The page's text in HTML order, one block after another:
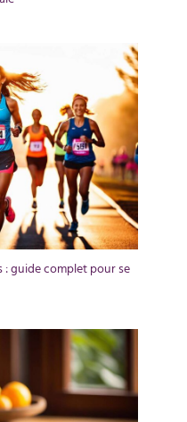
guide complet pour se